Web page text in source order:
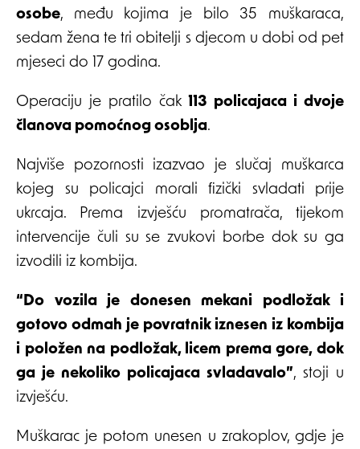
osobe, među kojima je bilo 35 muškaraca,
sedam žena te tri obitelji s djecom u dobi od pet
mjeseci do 17 godina.
Operaciju je pratilo čak 113 policajaca i dvoje
članova pomoćnog osoblja.
Najviše pozornosti izazvao je slučaj muškarca
kojeg su policajci morali fizički svladati prije
ukrcaja. Prema izvješću promatrača, tijekom
intervencije čuli su se zvukovi borbe dok su ga
izvodili iz kombija.
“Do vozila je donesen mekani podložak i
gotovo odmah je povratnik iznesen iz kombija
i položen na podložak, licem prema gore, dok
ga je nekoliko policajaca svladavalo”, stoji u
izvješću.
Muškarac je potom unesen u zrakoplov, gdje je